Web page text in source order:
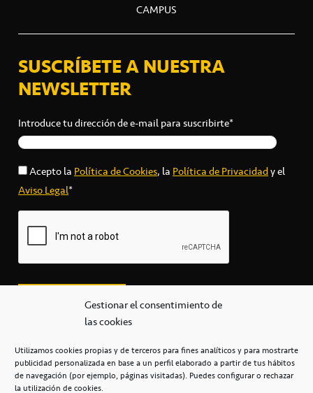
Gestionar el consentimiento de
las cookies
Utilizamos cookies propias y de terceros para fines analíticos y para mostrarte
publicidad personalizada en base a un perfil elaborado a partir de tus hábitos
de navegación (por ejemplo, páginas visitadas). Puedes configurar o rechazar
la utilización de cookies.
CAMPUS
SUSCRÍBETE A NUESTRA
NEWSLETTER
Introduce tu dirección de e-mail para suscribirte*
Acepto laPolítica de Cookies, laPolítica de Privacidady el
Aviso Legal*
secretaria@cbcanarias.es
+34 922 253 684